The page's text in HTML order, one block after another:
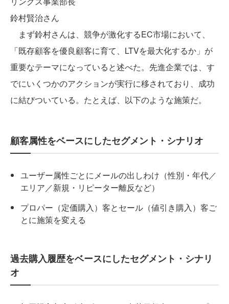
鈴村賢治さん
まず鈴村さんは、競争が激化するEC市場において、
「既存顧客を優良顧客に育て、LTVを最大化するか」が
重要なテーマになっていると述べた。先進企業では、す
でにいくつかのアクションが実行に移されており、成功
に結びついている。たとえば、以下のような施策だ。
顧客属性をベースにしたセグメント・シナリオ
ユーザー属性ごとにメールの出しわけ（性別・年代／
エリア／新規・リピーター離反など）
プロパー（定価購入）客とセール（値引き購入）客ご
とに施策を変える
過去購入履歴をベースにしたセグメント・シナリ
オ